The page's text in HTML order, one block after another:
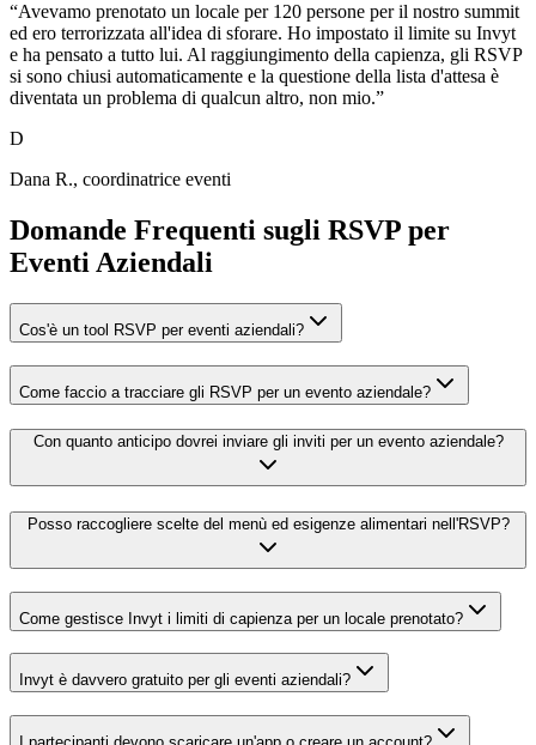
“Avevamo prenotato un locale per 120 persone per il nostro summit
ed ero terrorizzata all'idea di sforare. Ho impostato il limite su Invyt
e ha pensato a tutto lui. Al raggiungimento della capienza, gli RSVP
si sono chiusi automaticamente e la questione della lista d'attesa è
diventata un problema di qualcun altro, non mio.”
D
Dana R., coordinatrice eventi
Domande Frequenti sugli RSVP per
Eventi Aziendali
Cos'è un tool RSVP per eventi aziendali?
Come faccio a tracciare gli RSVP per un evento aziendale?
Con quanto anticipo dovrei inviare gli inviti per un evento aziendale?
Posso raccogliere scelte del menù ed esigenze alimentari nell'RSVP?
Come gestisce Invyt i limiti di capienza per un locale prenotato?
Invyt è davvero gratuito per gli eventi aziendali?